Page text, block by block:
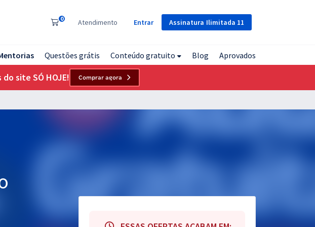
Assinatura Ilimitada 11
0 Atendimento Entrar
Questões grátis Conteúdo gratuito Blog Aprovados
site SÓ HOJE! Comprar agora